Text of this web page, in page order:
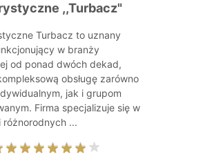
,,Turbacz"
Turbacz to uznany
w branży
od ponad dwóch dekad,
obsługę zarówno
jak i grupom
Firma specjalizuje się w
różnorodnych ...